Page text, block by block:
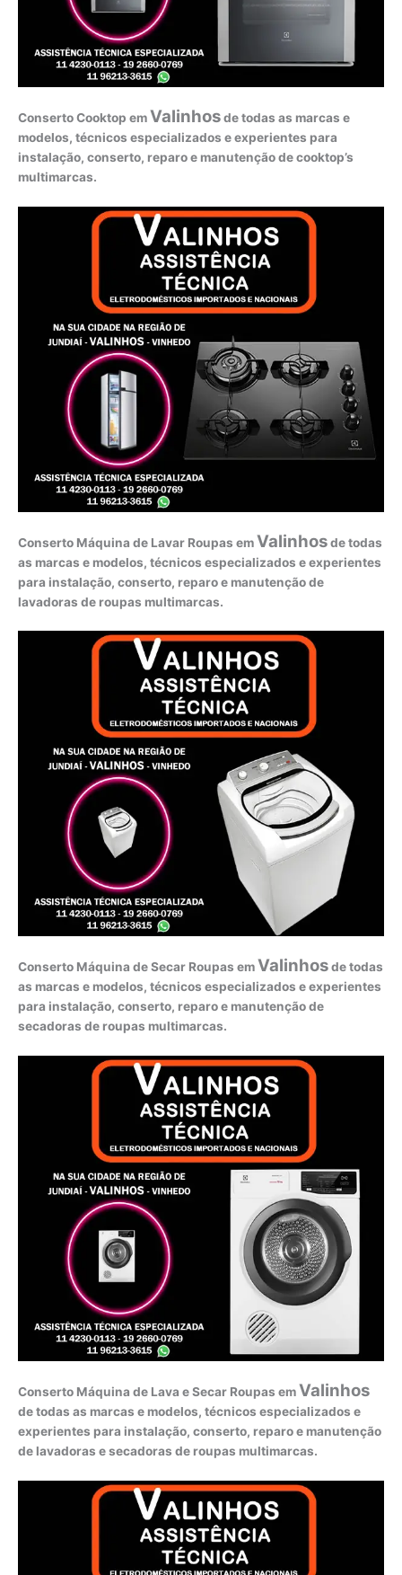
Conserto Cooktop emValinhosde todas as marcas e
modelos, técnicos especializados e experientes para
instalação, conserto, reparo e manutenção de cooktop’s
multimarcas.
Conserto Máquina de Lavar Roupas emValinhosde todas
as marcas e modelos, técnicos especializados e experientes
para instalação, conserto, reparo e manutenção de
lavadoras de roupas multimarcas.
Conserto Máquina de Secar Roupas emValinhosde todas
as marcas e modelos, técnicos especializados e experientes
para instalação, conserto, reparo e manutenção de
secadoras de roupas multimarcas.
Conserto Máquina de Lava e Secar Roupas emValinhos
de todas as marcas e modelos, técnicos especializados e
experientes para instalação, conserto, reparo e manutenção
de lavadoras e secadoras de roupas multimarcas.